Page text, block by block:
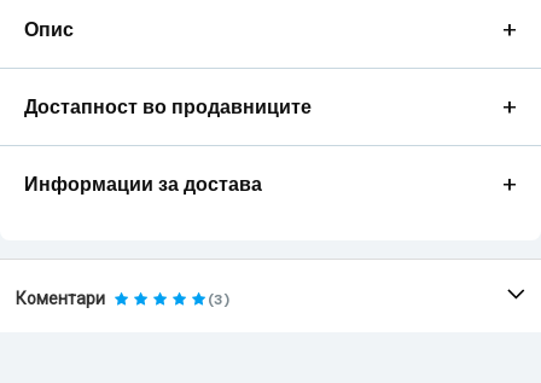
Опис +
Достапност во продавниците +
Информации за достава +
Коментари (3)